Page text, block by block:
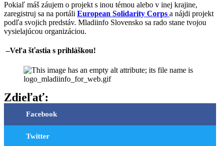
Pokiaľ máš záujem o projekt s inou témou alebo v inej krajine,
zaregistruj sa na portáli European Solidarity Corps a nájdi projekt
podľa svojich predstáv. Mladiinfo Slovensko sa rado stane tvojou
vysielajúcou organizáciou.
–Veľa šťastia s prihláškou!
Zdieľať:
Facebook
Twitter